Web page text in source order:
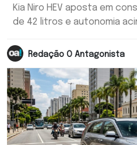
Kia Niro HEV aposta em
de 42 litros e autonomia
Redação O Antagonista